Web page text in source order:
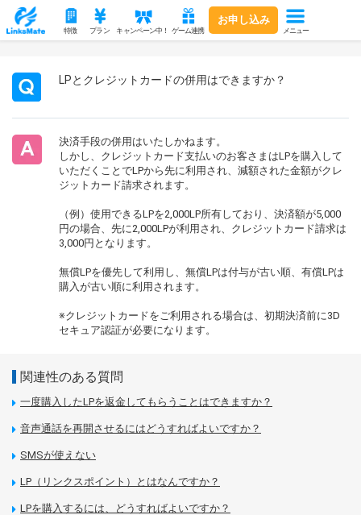
特徴 プラン キャンペーン中！ ゲーム連携
お申し込み
メニュー
LPとクレジットカードの併用はできますか？
決済手段の併用はいたしかねます。
しかし、クレジットカード支払いのお客さまはLPを購入して
いただくことでLPから先に利用され、減額された金額がクレ
ジットカード請求されます。
（例）使用できるLPを2,000LP所有しており、決済額が5,000
円の場合、先に2,000LPが利用され、クレジットカード請求は
3,000円となります。
無償LPを優先して利用し、無償LPは付与が古い順、有償LPは
購入が古い順に利用されます。
※クレジットカードをご利用される場合は、初期決済前に3D
セキュア認証が必要になります。
関連性のある質問
一度購入したLPを返金してもらうことはできますか？
音声通話を再開させるにはどうすればよいですか？
SMSが使えない
LP（リンクスポイント）とはなんですか？
LPを購入するには、どうすればよいですか？